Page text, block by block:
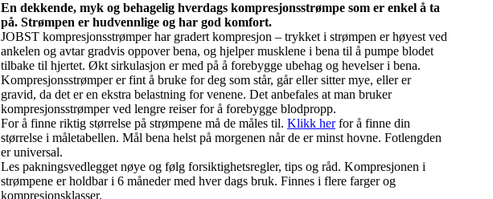
En dekkende, myk og behagelig hverdags kompresjonsstrømpe som er enkel å ta
på. Strømpen er hudvennlige og har god komfort.
JOBST kompresjonsstrømper har gradert kompresjon – trykket i strømpen er høyest ved
ankelen og avtar gradvis oppover bena, og hjelper musklene i bena til å pumpe blodet
tilbake til hjertet. Økt sirkulasjon er med på å forebygge ubehag og hevelser i bena.
Kompresjonsstrømper er fint å bruke for deg som står, går eller sitter mye, eller er
gravid, da det er en ekstra belastning for venene. Det anbefales at man bruker
kompresjonsstrømper ved lengre reiser for å forebygge blodpropp.
For å finne riktig størrelse på strømpene må de måles til. Klikk herfor å finne din
størrelse i måletabellen. Mål bena helst på morgenen når de er minst hovne. Fotlengden
er universal.
Les pakningsvedlegget nøye og følg forsiktighetsregler, tips og råd. Kompresjonen i
strømpene er holdbar i 6 måneder med hver dags bruk. Finnes i flere farger og
kompresjonsklasser.